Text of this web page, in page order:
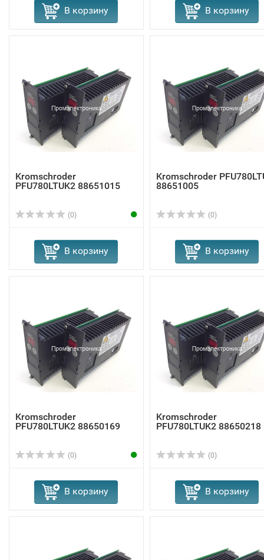
В корзину В корзину
Kromschroder
PFU780LTUK2 88651015
(0)
В корзину
Kromschroder
88651005
(0)
В корзину
Kromschroder
PFU780LTUK2 88650169
(0)
В корзину
Kromschroder
PFU780LTUK2 88650218
(0)
В корзину